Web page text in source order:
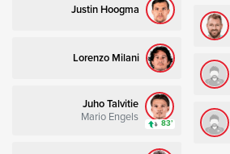
Justin Hoogma
Lorenzo Milani
Juho Talvitie
Mario Engels
83’